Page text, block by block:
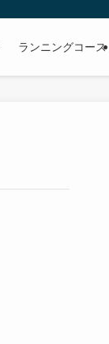
ランニングコース